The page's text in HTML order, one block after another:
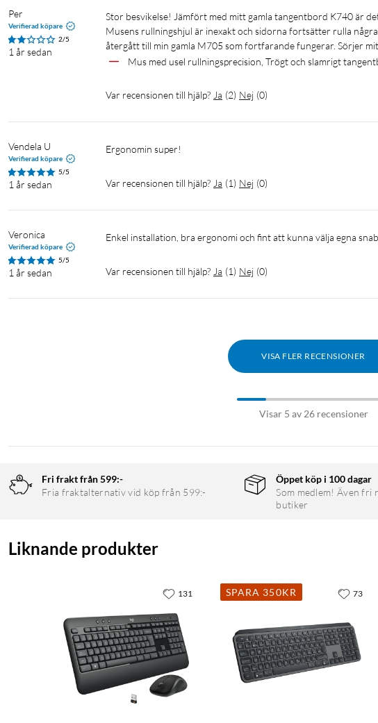
Per
Verifierad köpare
2/5
1 år sedan
Stor besvikelse! Jämfört med mitt gamla tangentbord K740 är detta rena stenåldern med tunga och slamriga tangenter.
Musens rullningshjul är inexakt och sidorna fortsätter rulla
återgått till min gamla M705 som fortfarande fungerar. Sörjer
Mus med usel rullningsprecision, Trögt och slamrigt
Var recensionen till hjälp? Ja (2) Nej (0)
Vendela U
Verifierad köpare
5/5
1 år sedan
Ergonomin super!
Var recensionen till hjälp? Ja (1) Nej (0)
Veronica
Verifierad köpare
5/5
1 år sedan
Enkel installation, bra ergonomi och fint att kunna välja egna
Var recensionen till hjälp? Ja (1) Nej (0)
VISA FLER RECENSIONER
Visar 5 av 26 recensioner
Fri frakt från 599:-
Fria fraktalternativ vid köp från 599:-
Öppet köp i 100 dagar
Som medlem! Även fri
butiker
Liknande produkter
131 SPARA 350KR 73